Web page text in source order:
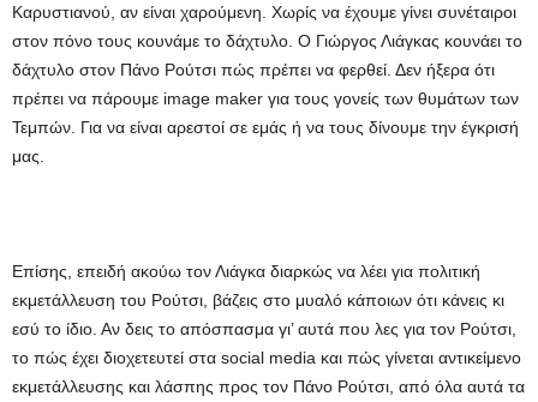
Καρυστιανού, αν είναι χαρούμενη. Χωρίς να έχουμε γίνει συνέταιροι
στον πόνο τους κουνάμε το δάχτυλο. Ο Γιώργος Λιάγκας κουνάει το
δάχτυλο στον Πάνο Ρούτσι πώς πρέπει να φερθεί. Δεν ήξερα ότι
πρέπει να πάρουμε image maker για τους γονείς των θυμάτων των
Τεμπών. Για να είναι αρεστοί σε εμάς ή να τους δίνουμε την έγκρισή
μας.
Επίσης, επειδή ακούω τον Λιάγκα διαρκώς να λέει για πολιτική
εκμετάλλευση του Ρούτσι, βάζεις στο μυαλό κάποιων ότι κάνεις κι
εσύ το ίδιο. Αν δεις το απόσπασμα γι’ αυτά που λες για τον Ρούτσι,
το πώς έχει διοχετευτεί στα social media και πώς γίνεται αντικείμενο
εκμετάλλευσης και λάσπης προς τον Πάνο Ρούτσι, από όλα αυτά τα